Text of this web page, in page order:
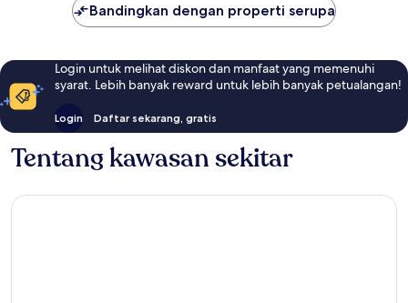
Bandingkan dengan properti serupa
Login untuk melihat diskon dan manfaat yang memenuhi
syarat. Lebih banyak reward untuk lebih banyak petualangan!
Login Daftar sekarang, gratis
Tentang kawasan sekitar